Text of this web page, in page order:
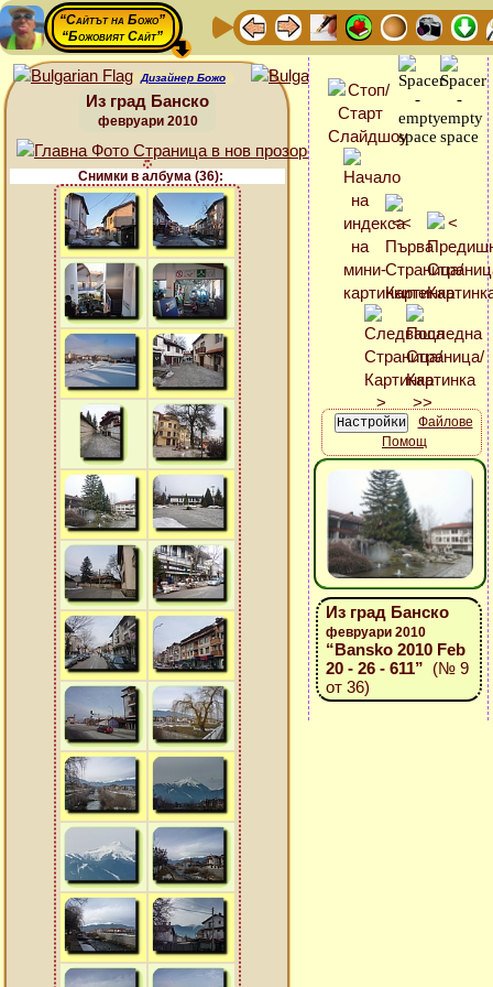
“Сайтът на Божо”
“Божовият Сайт”
Дизайнер Божо
Из град Банско
февруари 2010
Снимки в албума (36):
Файлове
Помощ
Из град Банско
февруари 2010
“Bansko 2010 Feb
20 - 26 - 611” (№ 9
от 36)